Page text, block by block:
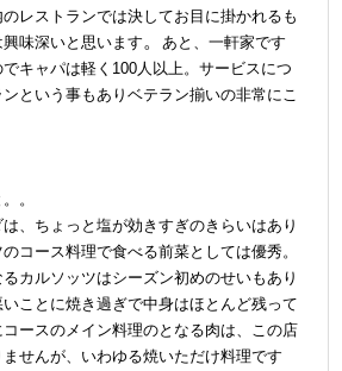
レストランでは決してお目に掛かれるも
味深いと思います 。
あと、一軒家です
キャパは軽く100人以上。サービスにつ
という事もありベテラン揃いの非常にこ
。
、ちょっと塩が効きすぎのきらいはあり
コース料理で食べる前菜としては優秀 。
カルソッツはシーズン初めのせいもあり
ことに焼き過ぎで中身はほとんど残って
ースのメイン料理のとなる肉は、この店
せんが、いわゆる焼いただけ料理です